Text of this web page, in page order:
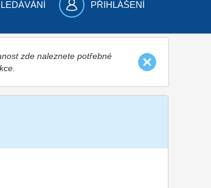
PŘIHLÁŠENÍ
zde naleznete potřebné